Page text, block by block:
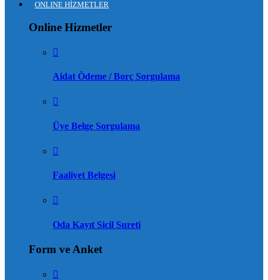
ONLINE HİZMETLER
Online Hizmetler
Aidat Ödeme / Borç Sorgulama
Üye Belge Sorgulama
Faaliyet Belgesi
Oda Kayıt Sicil Sureti
Form ve Anket